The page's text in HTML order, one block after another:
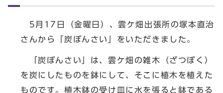
5月17日（金曜日）、雲ケ畑出張所の塚本直治
さんから「炭ぼんさい」をいただきました。
「炭ぼんさい」は、雲ケ畑の雑木（ざつぼく）
を炭にしたものを鉢にして、そこに植木を植えた
ものです。植木鉢の受け皿に水を張ると鉢である